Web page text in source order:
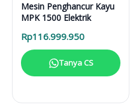
Mesin Penghancur Kayu
MPK 1500 Elektrik
Rp116.999.950
Tanya CS